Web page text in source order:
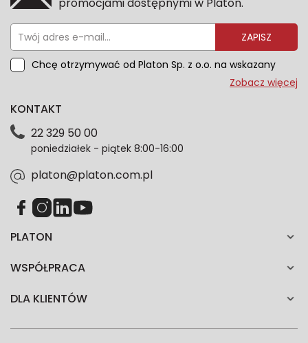
ZAPISZ
Chcę otrzymywać od Platon Sp. z o.o. na wskazany
przeze mnie adres e-mail informacje marketingowe
dotyczące danych osobowych znajdziesz w naszej
każdym czasie. Wycofanie zgody nie wpłynie na
zgodność z prawem przetwarzania dokonanego przed
Zobacz więcej
PLATON
WSPÓŁPRACA
DLA KLIENTÓW
KONTAKT
22 329 50 00
poniedziałek - piątek 8:00-16:00
platon@platon.com.pl